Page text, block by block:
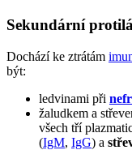
Sekundární
Dochází ke ztrátám
být:
ledvinami při
žaludkem a
všech tří
(IgM, IgG) a